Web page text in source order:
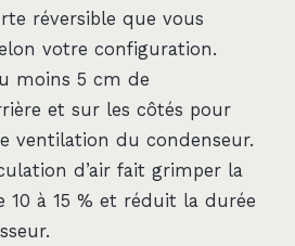
réversible que vous
votre configuration.
moins 5 cm de
et sur les côtés pour
ventilation du condenseur.
d’air fait grimper la
10 à 15 % et réduit la durée